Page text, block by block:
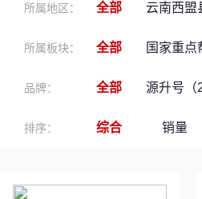
所属地区： 全部 云南西盟
所属板块： 全部 国家重点
品牌： 全部 源升号（2
排序： 综合 销量